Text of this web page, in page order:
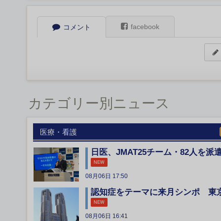
コメント facebook
カテゴリー別ニュース
医療・看護
日医、JMAT25チーム・82人を派
NEW
08月06日 17:50
認知症をテーマに来月シンポ 東
NEW
08月06日 16:41